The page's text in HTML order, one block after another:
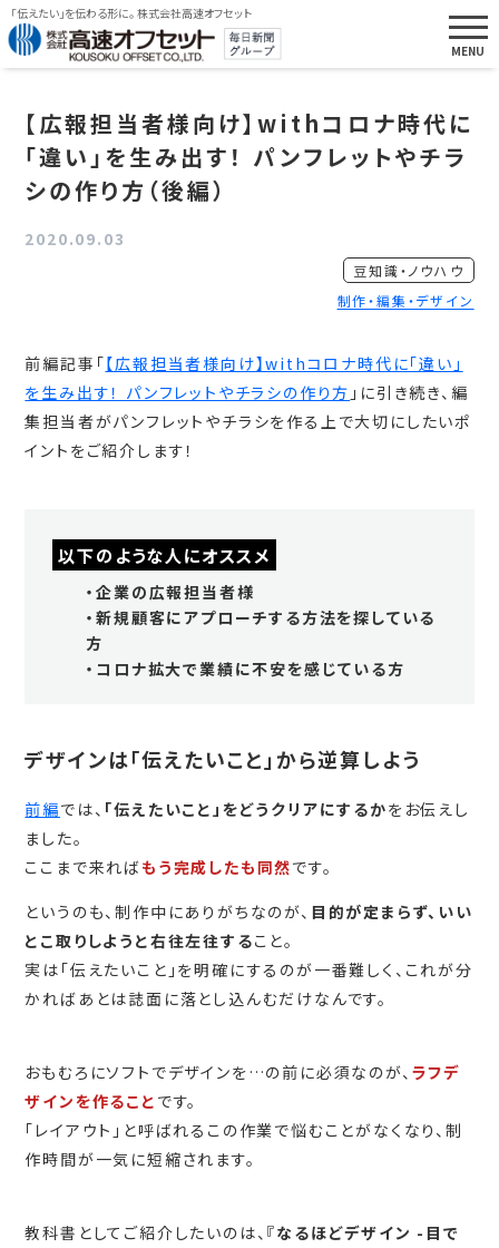
「伝えたい」を伝わる形に。 株式会社高速オフセット
【広報担当者様向け】withコロナ時代に
「違い」を生み出す！ パンフレットやチラ
シの作り方（後編）
2020.09.03
豆知識・ノウハウ
制作・編集・デザイン
前編記事「【広報担当者様向け】withコロナ時代に「違い」
を生み出す！ パンフレットやチラシの作り方 」に引き続き、編
集担当者がパンフレットやチラシを作る上で大切にしたいポ
イントをご紹介します！
以下のような人にオススメ
・企業の広報担当者様
・新規顧客にアプローチする方法を探している
方
・コロナ拡大で業績に不安を感じている方
デザインは「伝えたいこと」から逆算しよう
前編では、 「伝えたいこと」をどうクリアにするかをお伝えし
ました。
ここまで来ればもう完成したも同然です。
というのも、制作中にありがちなのが、 目的が定まらず、いい
とこ取りしようと右往左往すること。
実は「伝えたいこと」を明確にするのが一番難しく、これが分
かればあとは誌面に落とし込んむだけなんです。
おもむろにソフトでデザインを…の前に必須なのが、 ラフデ
ザインを作ること です。
「レイアウト」と呼ばれるこの作業で悩むことがなくなり、制
作時間が一気に短縮されます。
教科書としてご紹介したいのは、『なるほどデザイン -目で